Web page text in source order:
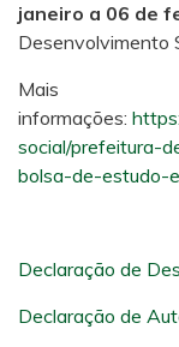
janeiro a 06 de
Desenvolvimento
Mais
informações:
social/prefeitura-
bolsa-de-estudo-
Declaração de
Declaração de